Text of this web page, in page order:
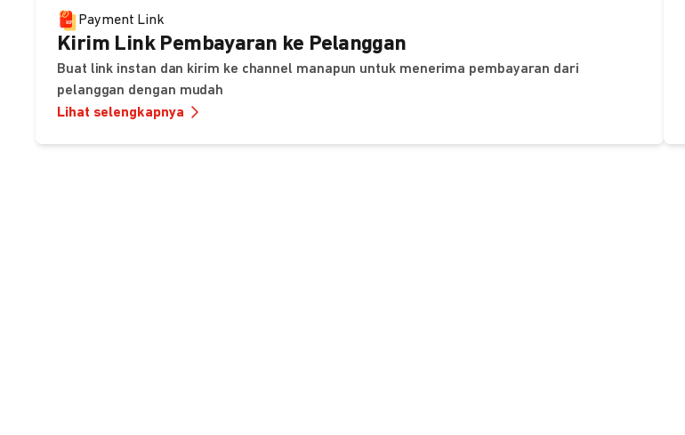
Payment Link
Kirim Link Pembayaran ke Pelanggan
Buat link instan dan kirim ke channel manapun untuk menerima pembayaran dari
pelanggan dengan mudah
Lihat selengkapnya